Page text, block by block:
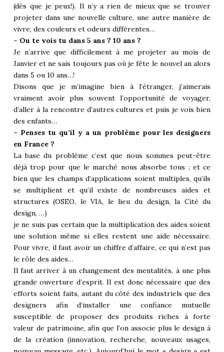
(dès que je peux!). Il n’y a rien de mieux que se trouver
projeter dans une nouvelle culture, une autre manière de
vivre, des couleurs et odeurs différentes…
– Ou te vois tu dans 5 ans ? 10 ans ?
Je n’arrive que difficilement à me projeter au mois de
Janvier et ne sais toujours pas où je fête le nouvel an alors
dans 5 ou 10 ans…!
Disons que je m’imagine bien à l’étranger, j’aimerais
vraiment avoir plus souvent l’opportunité de voyager,
d’aller à la rencontre d’autres cultures et puis je vois bien
des enfants…
– Penses tu qu’il y a un problème pour les designers
en France ?
La base du problème c’est que nous sommes peut-être
déjà trop pour que le marché nous absorbe tous ; et ce
bien que les champs d’applications soient multiples, qu’ils
se multiplient et qu’il existe de nombreuses aides et
structures (OSEO, le VIA, le lieu du design, la Cité du
design, …)
je ne suis pas certain que la multiplication des aides soient
une solution même si elles restent une aide nécessaire.
Pour vivre, il faut avoir un chiffre d’affaire, ce qui n’est pas
le rôle des aides…
Il faut arriver à un changement des mentalités, à une plus
grande ouverture d’esprit. Il est donc nécessaire que des
efforts soient faits, autant du côté des industriels que des
designers afin d’installer une confiance mutuelle
susceptible de proposer des produits riches à forte
valeur de patrimoine, afin que l’on associe plus le design à
de la création (innovation, recherche, nouveaux usages,